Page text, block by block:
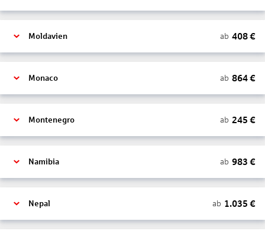
Moldavien ab 408€
Monaco ab 864€
Montenegro ab 245 €
Namibia ab 983 €
Nepal ab 1.035 €